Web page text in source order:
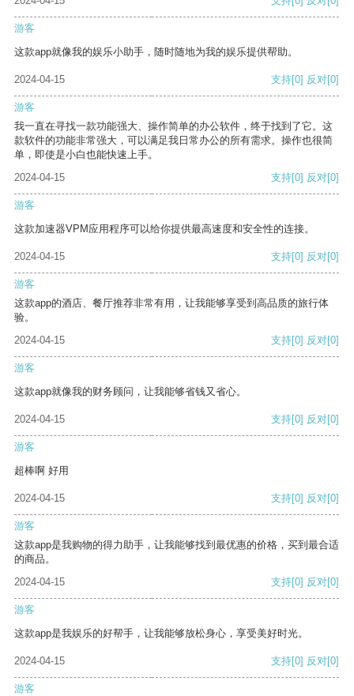
游客
这款app就像我的娱乐小助手，随时随地为我的娱乐提供帮助。
2024-04-15 支持[0] 反对[0]
游客
我一直在寻找一款功能强大、操作简单的办公软件，终于找到了它。这
款软件的功能非常强大，可以满足我日常办公的所有需求。操作也很简
单，即使是小白也能快速上手。
2024-04-15
支持[0] 反对[0]
游客
这款加速器VPM应用程序可以给你提供最高速度和安全性的连接。
2024-04-15 支持[0] 反对[0]
游客
这款app的酒店、餐厅推荐非常有用，让我能够享受到高品质的旅行体
验。
2024-04-15
支持[0] 反对[0]
游客
这款app就像我的财务顾问，让我能够省钱又省心。
2024-04-15 支持[0] 反对[0]
游客
超棒啊 好用
2024-04-15 支持[0] 反对[0]
游客
这款app是我购物的得力助手，让我能够找到最优惠的价格，买到最合适
的商品。
2024-04-15
支持[0] 反对[0]
游客
这款app是我娱乐的好帮手，让我能够放松身心，享受美好时光。
2024-04-15 支持[0] 反对[0]
游客